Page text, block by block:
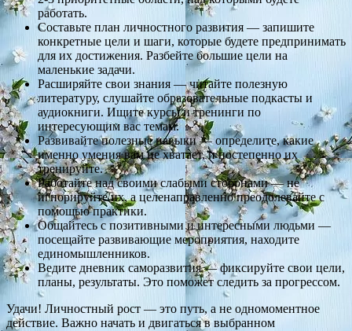
работать.
Составьте план личностного развития — запишите
конкретные цели и шаги, которые будете предпринимать
для их достижения. Разбейте большие цели на
маленькие задачи.
Расширяйте свои знания — читайте полезную
литературу, слушайте образовательные подкасты и
аудиокниги. Ищите курсы и тренинги по
интересующим вас темам.
Развивайте полезные навыки — определите, какие
именно умения вам не хватает, и постепенно их
тренируйте.
Работайте над своими слабыми сторонами — не
игнорируйте их, а целенаправленно преодолевайте с
помощью практики.
Общайтесь с позитивными и интересными людьми —
посещайте развивающие мероприятия, находите
единомышленников.
Ведите дневник саморазвития — фиксируйте свои цели,
планы, результаты. Это поможет следить за прогрессом.
Удачи! Личностный рост — это путь, а не одномоментное
действие. Важно начать и двигаться в выбранном